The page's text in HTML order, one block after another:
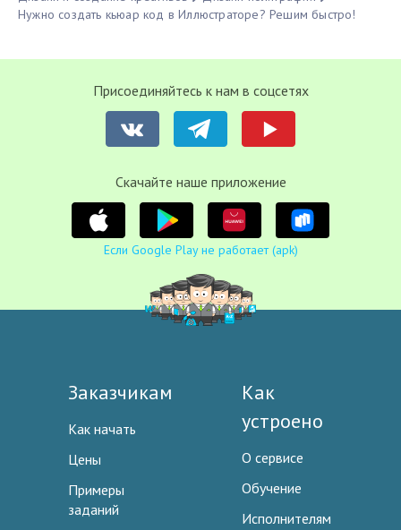
Нужно создать кьюар код в Иллюстраторе? Решим быстро!
Присоединяйтесь к нам в соцсетях
Cкачайте наше приложение
Если Google Play не работает (apk)
Заказчикам
Как начать
Цены
Примеры
заданий
Как
устроено
О сервисе
Обучение
Исполнителям